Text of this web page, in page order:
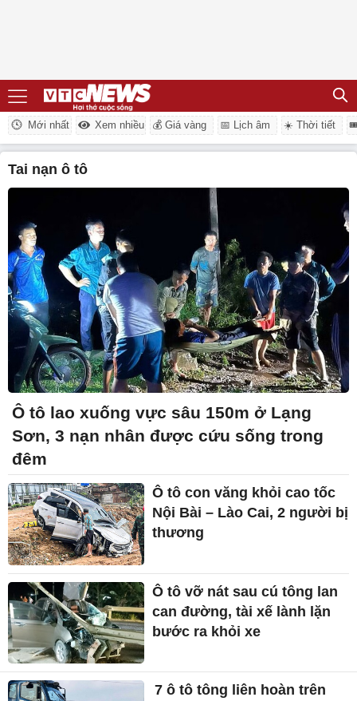
Mới nhất Xem nhiều 💰 Giá vàng 📅 Lịch âm ☀️ Thời tiết
tai nạn ô tô
Ô tô lao xuống vực sâu 150m ở Lạng
Sơn, 3 nạn nhân được cứu sống trong
đêm
Ô tô con văng khỏi cao tốc
Nội Bài – Lào Cai, 2 người bị
thương
Ô tô vỡ nát sau cú tông lan
can đường, tài xế lành lặn
bước ra khỏi xe
7 ô tô tông liên hoàn trên